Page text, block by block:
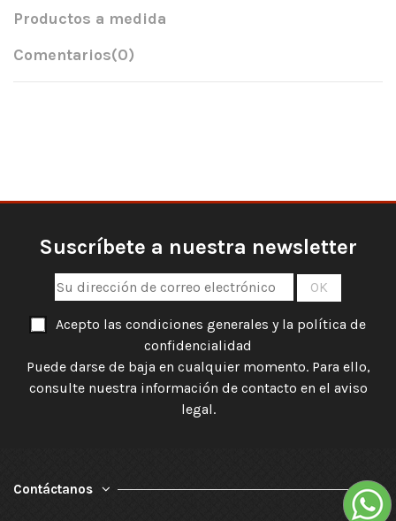
Productos a medida
Comentarios(0)
Suscríbete a nuestra newsletter
Acepto las condiciones generales y la política de
confidencialidad
Puede darse de baja en cualquier momento. Para ello,
consulte nuestra información de contacto en el aviso
legal.
Contáctanos